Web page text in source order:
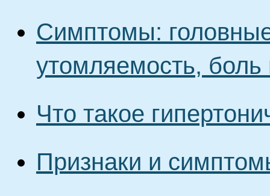
Симптомы:
утомляемость, боль
Что такое
Признаки и